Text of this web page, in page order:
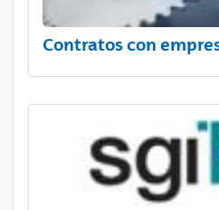
Contratos con